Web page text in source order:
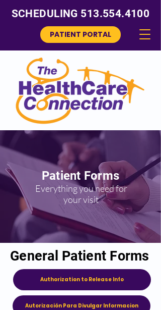
SCHEDULING 513.554.4100
PATIENT PORTAL
Patient Forms
Everything you need for
your visit
General Patient Forms
Authorization to Release Info
Autorización Para Divulgar Informacion